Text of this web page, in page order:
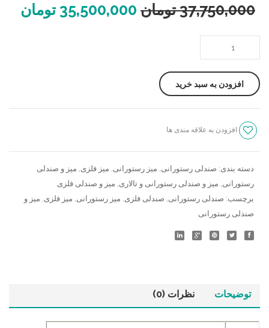
37,750,000 تومان 35,500,000 تومان
و
صندلی
رستورانی
عدد
افزودن به سبد خرید
افزودن به علاقه مندی ها
دسته بندی: صندلی رستورانی, میز رستورانی, میز فلزی, میز و صندلی
رستورانی, میز و صندلی رستورانی و تالاری, میز و صندلی فلزی
برچسب: صندلی رستورانی, صندلی فلزی, میز رستورانی, میز فلزی, میز و
صندلی رستورانی
توضیحات نظرات (0)